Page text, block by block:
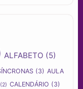
ALFABETO (5)
(3) AULA
(2) CALENDÁRIO (3)